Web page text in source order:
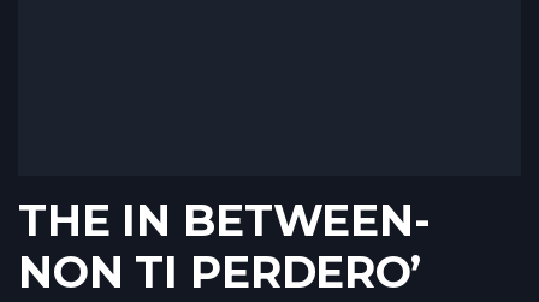
THE IN BETWEEN-
NON TI PERDERO’